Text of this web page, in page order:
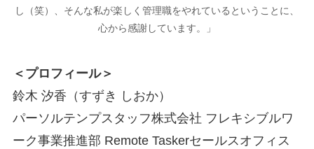
し（笑）、そんな私が楽しく管理職をやれているということに、
心から感謝しています。」
＜プロフィール＞
鈴木 汐香（すずき しおか）
パーソルテンプスタッフ株式会社 フレキシブルワ
ーク事業推進部 Remote Taskerセールスオフィス